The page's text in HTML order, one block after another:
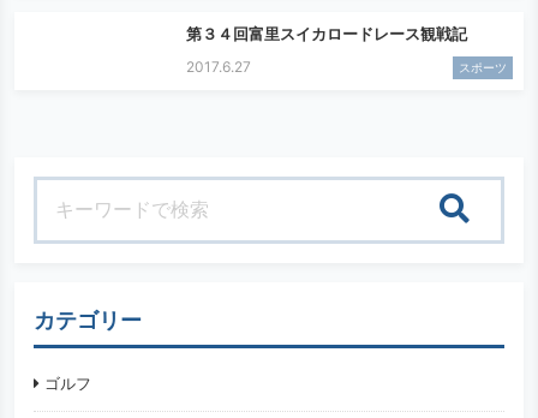
第３４回富里スイカロードレース観戦記
2017.6.27 スポーツ
カテゴリー
ゴルフ